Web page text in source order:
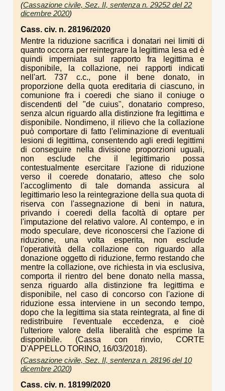
(Cassazione civile, Sez. II, sentenza n. 29252 del 22
dicembre 2020)
Cass. civ. n. 28196/2020
Mentre la riduzione sacrifica i donatari nei limiti di
quanto occorra per reintegrare la legittima lesa ed è
quindi imperniata sul rapporto fra legittima e
disponibile, la collazione, nei rapporti indicati
nell'art. 737 c.c., pone il bene donato, in
proporzione della quota ereditaria di ciascuno, in
comunione fra i coeredi che siano il coniuge o
discendenti del "de cuius", donatario compreso,
senza alcun riguardo alla distinzione fra legittima e
disponibile. Nondimeno, il rilievo che la collazione
può comportare di fatto l'eliminazione di eventuali
lesioni di legittima, consentendo agli eredi legittimi
di conseguire nella divisione proporzioni uguali,
non esclude che il legittimario possa
contestualmente esercitare l'azione di riduzione
verso il coerede donatario, atteso che solo
l'accoglimento di tale domanda assicura al
legittimario leso la reintegrazione della sua quota di
riserva con l'assegnazione di beni in natura,
privando i coeredi della facoltà di optare per
l'imputazione del relativo valore. Al contempo, e in
modo speculare, deve riconoscersi che l'azione di
riduzione, una volta esperita, non esclude
l'operatività della collazione con riguardo alla
donazione oggetto di riduzione, fermo restando che
mentre la collazione, ove richiesta in via esclusiva,
comporta il rientro del bene donato nella massa,
senza riguardo alla distinzione fra legittima e
disponibile, nel caso di concorso con l'azione di
riduzione essa interviene in un secondo tempo,
dopo che la legittima sia stata reintegrata, al fine di
redistribuire l'eventuale eccedenza, e cioè
l'ulteriore valore della liberalità che esprime la
disponibile. (Cassa con rinvio, CORTE
D'APPELLO TORINO, 16/03/2018).
(Cassazione civile, Sez. II, sentenza n. 28196 del 10
dicembre 2020)
Cass. civ. n. 18199/2020